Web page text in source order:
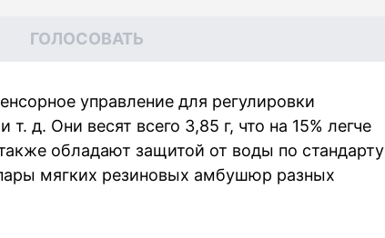
ГОЛОСОВАТЬ
управление для регулировки
д. Они весят всего 3,85 г, что на 15% легче
обладают защитой от воды по стандарту
мягких резиновых амбушюр разных